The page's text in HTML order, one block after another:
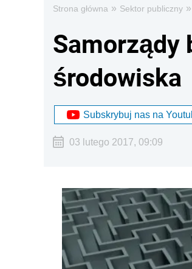
Strona główna » Sektor publiczny »
Samorządy
środowiska
Subskrybuj nas na
03 lutego 2017, 09:09